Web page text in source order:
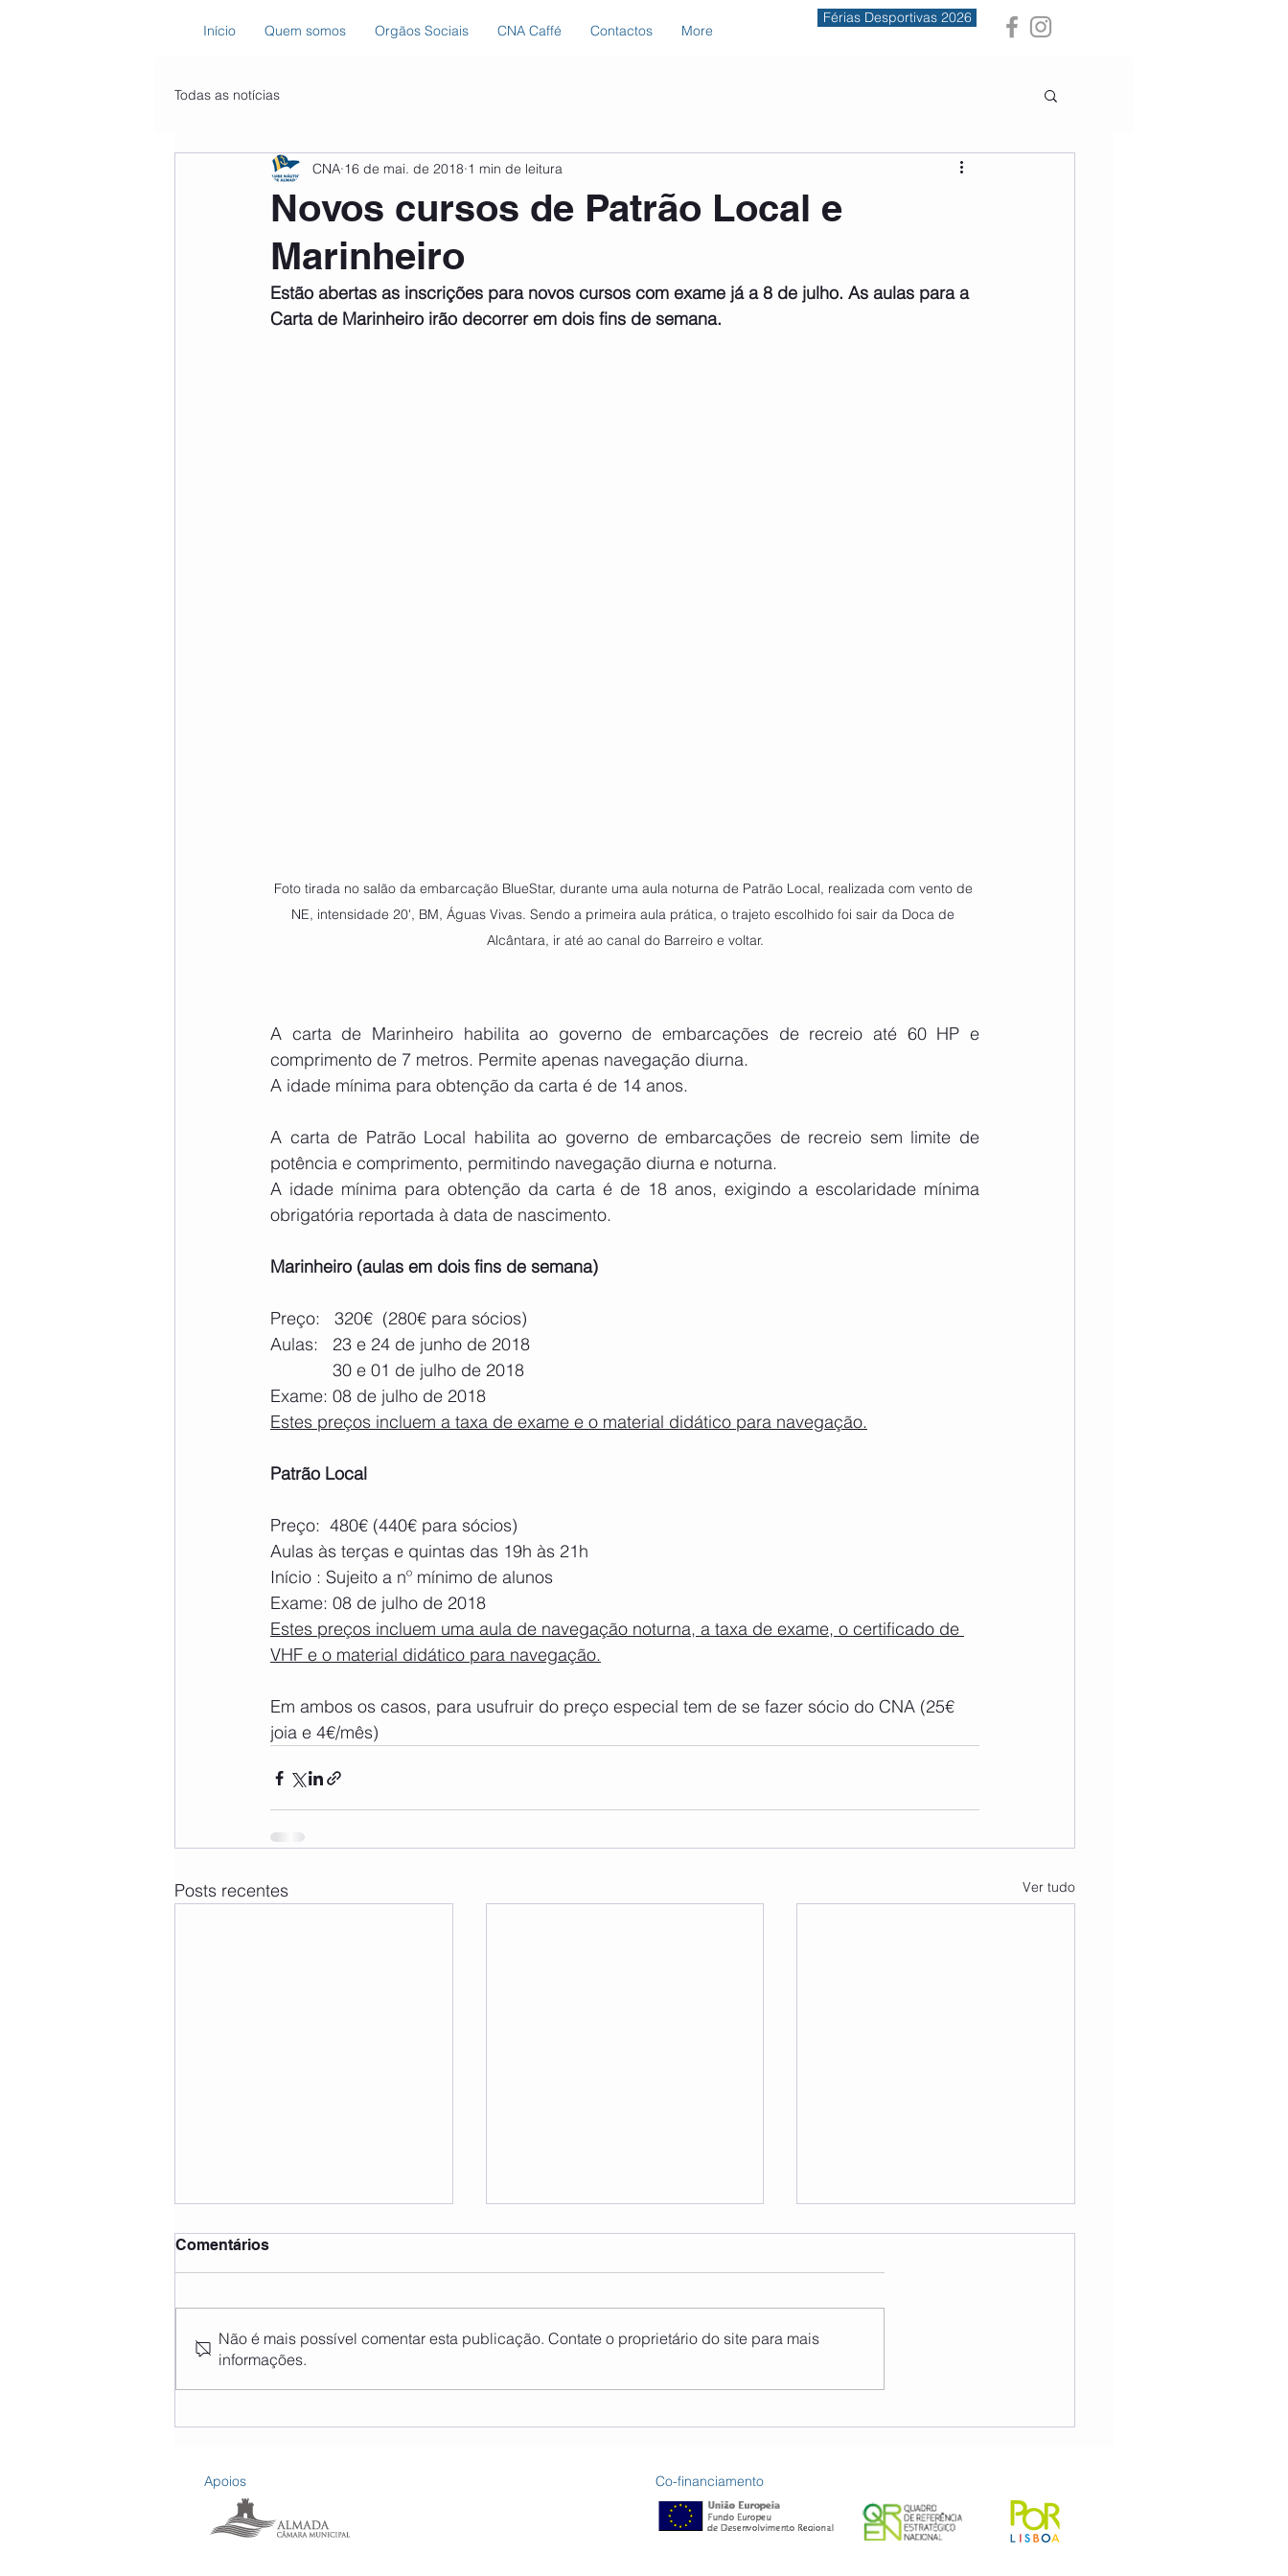
Início Quem somos Orgãos Sociais CNA Caffé Contactos More
Férias Desportivas 2026
Todas as notícias
Novos cursos de Patrão Local e
Marinheiro
CNA 16 de mai. de 2018 1 min de leitura
Estão abertas as inscrições para novos cursos com exame já a 8 de julho. As aulas para a
Carta de Marinheiro irão decorrer em dois fins de semana.
Foto tirada no salão da embarcação BlueStar, durante uma aula noturna de Patrão Local, realizada com vento de
NE, intensidade 20', BM, Águas Vivas. Sendo a primeira aula prática, o trajeto escolhido foi sair da Doca de
Alcântara, ir até ao canal do Barreiro e voltar.
A carta de Marinheiro habilita ao governo de embarcações de recreio até 60 HP e
comprimento de 7 metros. Permite apenas navegação diurna.
A idade mínima para obtenção da carta é de 14 anos.
A carta de Patrão Local habilita ao governo de embarcações de recreio sem limite de
potência e comprimento, permitindo navegação diurna e noturna.
A idade mínima para obtenção da carta é de 18 anos, exigindo a escolaridade mínima
obrigatória reportada à data de nascimento.
Marinheiro (aulas em dois fins de semana)
Preço:   320€  (280€ para sócios)
Aulas:   23 e 24 de junho de 2018
30 e 01 de julho de 2018
Exame: 08 de julho de 2018
Estes preços incluem a taxa de exame e o material didático para navegação.
Patrão Local
Preço:  480€ (440€ para sócios)
Aulas às terças e quintas das 19h às 21h
Início : Sujeito a nº mínimo de alunos
Exame: 08 de julho de 2018
Estes preços incluem uma aula de navegação noturna, a taxa de exame, o certificado de
VHF e o material didático para navegação.
Em ambos os casos, para usufruir do preço especial tem de se fazer sócio do CNA (25€
joia e 4€/mês)
Posts recentes Ver tudo
Férias Desportivas 2026
Encontro Sul do Tejo -
Ação de Formação para
Comentários
Não é mais possível comentar esta publicação. Contate o proprietário do site para mais
informações.
Apoios Co-financiamento